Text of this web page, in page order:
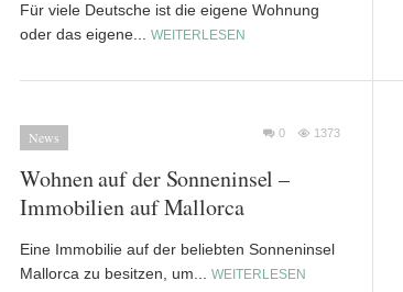
Für viele Deutsche ist die eigene Wohnung
oder das eigene... WEITERLESEN
News 1373
0
Wohnen auf der Sonneninsel –
Immobilien auf Mallorca
Eine Immobilie auf der beliebten Sonneninsel
Mallorca zu besitzen, um... WEITERLESEN